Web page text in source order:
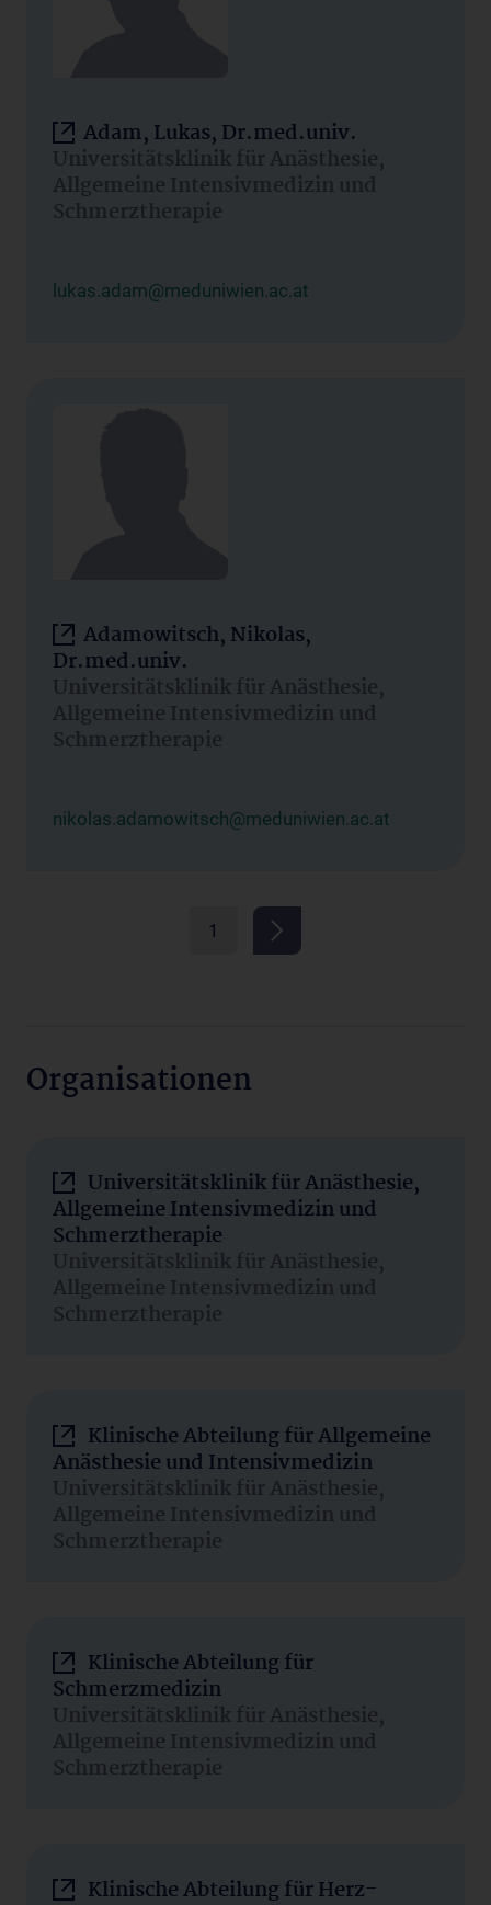
Adam, Lukas, Dr.med.univ.
Universitätsklinik für Anästhesie,
Allgemeine Intensivmedizin und
Schmerztherapie
lukas.adam@meduniwien.ac.at
Adamowitsch, Nikolas,
Dr.med.univ.
Universitätsklinik für Anästhesie,
Allgemeine Intensivmedizin und
Schmerztherapie
nikolas.adamowitsch@meduniwien.ac.at
1
Organisationen
Universitätsklinik für Anästhesie,
Allgemeine Intensivmedizin und
Schmerztherapie
Universitätsklinik für Anästhesie,
Allgemeine Intensivmedizin und
Schmerztherapie
Klinische Abteilung für Allgemeine
Anästhesie und Intensivmedizin
Universitätsklinik für Anästhesie,
Allgemeine Intensivmedizin und
Schmerztherapie
Klinische Abteilung für
Schmerzmedizin
Universitätsklinik für Anästhesie,
Allgemeine Intensivmedizin und
Schmerztherapie
Klinische Abteilung für Herz-